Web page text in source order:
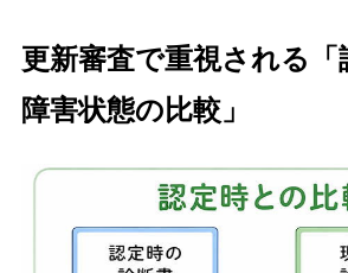
更新審査で重視される「
障害状態の比較」